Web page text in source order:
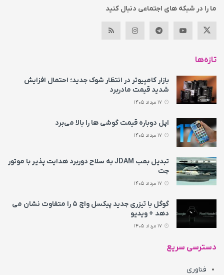
ما را در شبکه های اجتماعی دنبال کنید
تازه‌ها
بازار کامپیوتر در انتظار شوک جدید؛ احتمال افزایش
شدید قیمت مادربرد
اپل دوباره قیمت‌ گوشی ها را بالا می‌برد
تبدیل بمب JDAM به سلاح دوربرد هدایت پذیر با موتور
جت
گوگل با تیزری جدید پیکسل واچ ۵ را متفاوت نشان می‌
دهد + ویدیو
دسترسی سریع
فناوری